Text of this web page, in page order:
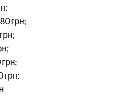
грн;
грн;